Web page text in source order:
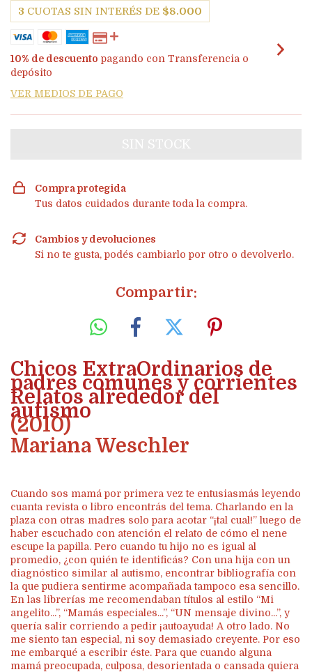
3 CUOTAS SIN INTERÉS DE $8.000
10% de descuento pagando con Transferencia o
depósito
VER MEDIOS DE PAGO
Compra protegida
Tus datos cuidados durante toda la compra.
Cambios y devoluciones
Si no te gusta, podés cambiarlo por otro o devolverlo.
Compartir:
Chicos ExtraOrdinarios de
padres comunes y corrientes
Relatos alrededor del
autismo
(2010)
Mariana Weschler
Cuando sos mamá por primera vez te entusiasmás leyendo
cuanta revista o libro encontrás del tema. Charlando en la
plaza con otras madres solo para acotar “¡tal cual!” luego de
haber escuchado con atención el relato de cómo el nene
escupe la papilla. Pero cuando tu hijo no es igual al
promedio, ¿con quién te identificás? Con una hija con un
diagnóstico similar al autismo, encontrar bibliografía con
la que pudiera sentirme acompañada tampoco esa sencillo.
En las librerías me recomendaban títulos al estilo “Mi
angelito...”, “Mamás especiales...”, “UN mensaje divino...”, y
quería salir corriendo a pedir ¡autoayuda! A otro lado. No
me siento tan especial, ni soy demasiado creyente. Por eso
me embarqué a escribir éste. Para que cuando alguna
mamá preocupada, culposa, desorientada o cansada quiera